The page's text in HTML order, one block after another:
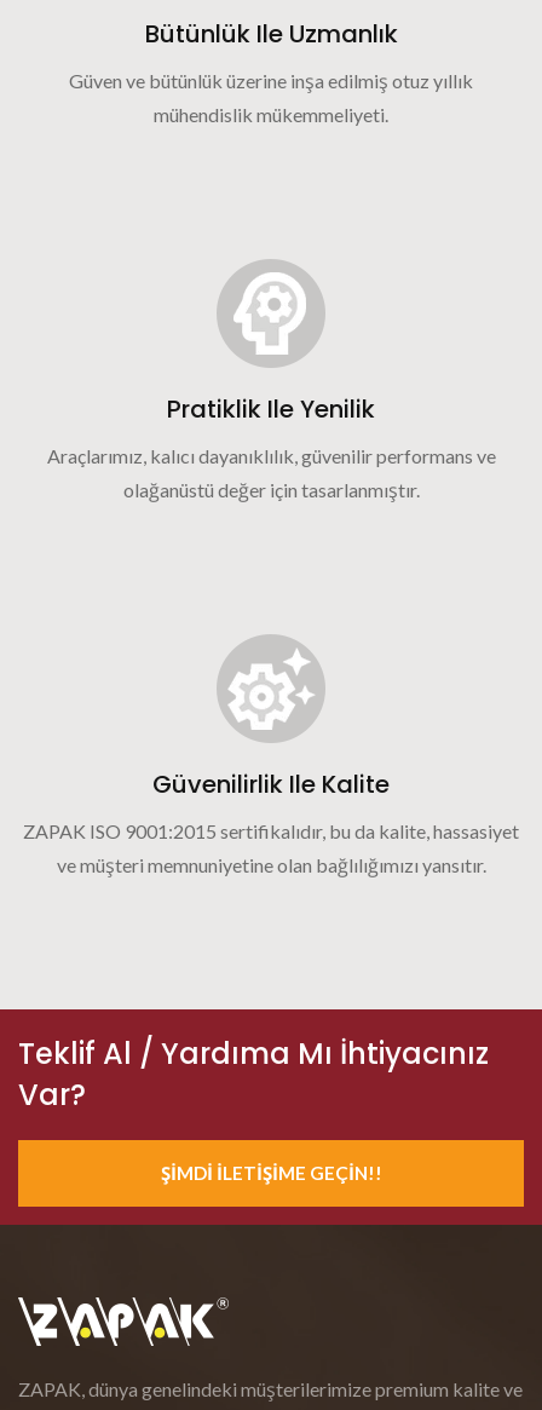
Bütünlük Ile Uzmanlık
Güven ve bütünlük üzerine inşa edilmiş otuz yıllık
mühendislik mükemmeliyeti.
Pratiklik Ile Yenilik
Araçlarımız, kalıcı dayanıklılık, güvenilir performans ve
olağanüstü değer için tasarlanmıştır.
Güvenilirlik Ile Kalite
ZAPAK ISO 9001:2015 sertifikalıdır, bu da kalite, hassasiyet
ve müşteri memnuniyetine olan bağlılığımızı yansıtır.
Teklif Al / Yardıma Mı İhtiyacınız
Var?
ŞIMDI İLETIŞIME GEÇIN!!
ZAPAK, dünya genelindeki müşterilerimize premium kalite ve